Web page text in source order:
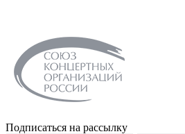
Подписаться на рассылку